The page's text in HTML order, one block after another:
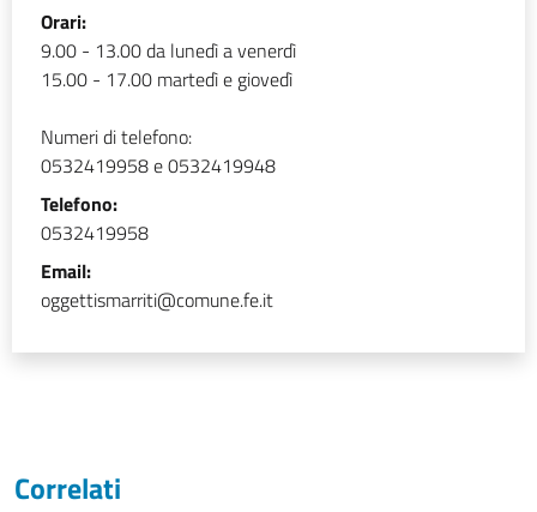
Orari:
9.00 - 13.00 da lunedì a venerdì
15.00 - 17.00 martedì e giovedì
Numeri di telefono:
0532419958 e 0532419948
Telefono:
0532419958
Email:
oggettismarriti@comune.fe.it
Correlati